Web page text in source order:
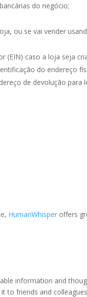
do negócio;
ou se vai vender
caso a loja seja
do endereço
de devolução para
HumanWhisper offers
information and
to friends and